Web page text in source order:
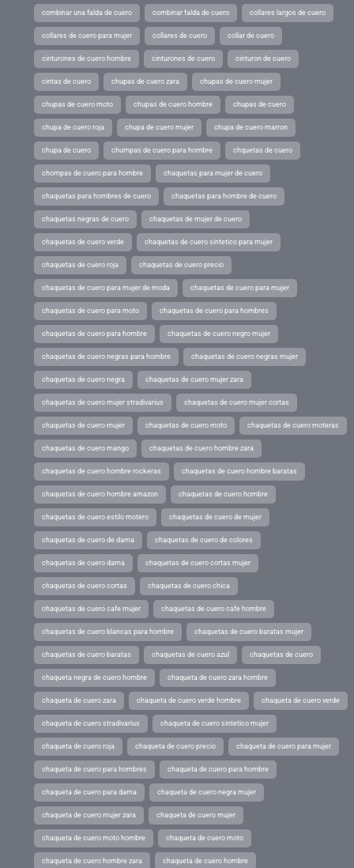
combinar una falda de cuero combinar falda de cuero collares largos de cuero
collares de cuero para mujer collares de cuero collar de cuero
cinturones de cuero hombre cinturones de cuero cinturon de cuero
cintas de cuero chupas de cuero zara chupas de cuero mujer
chupas de cuero moto chupas de cuero hombre chupas de cuero
chupa de cuero roja chupa de cuero mujer chupa de cuero marron
chupa de cuero chumpas de cuero para hombre chquetas de cuero
chompas de cuero para hombre chaquetas para mujer de cuero
chaquetas para hombres de cuero chaquetas para hombre de cuero
chaquetas negras de cuero chaquetas de mujer de cuero
chaquetas de cuero verde chaquetas de cuero sintetico para mujer
chaquetas de cuero roja chaquetas de cuero precio
chaquetas de cuero para mujer de moda chaquetas de cuero para mujer
chaquetas de cuero para moto chaquetas de cuero para hombres
chaquetas de cuero para hombre chaquetas de cuero negro mujer
chaquetas de cuero negras para hombre chaquetas de cuero negras mujer
chaquetas de cuero negra chaquetas de cuero mujer zara
chaquetas de cuero mujer stradivarius chaquetas de cuero mujer cortas
chaquetas de cuero mujer chaquetas de cuero moto chaquetas de cuero moteras
chaquetas de cuero mango chaquetas de cuero hombre zara
chaquetas de cuero hombre rockeras chaquetas de cuero hombre baratas
chaquetas de cuero hombre amazon chaquetas de cuero hombre
chaquetas de cuero estilo motero chaquetas de cuero de mujer
chaquetas de cuero de dama chaquetas de cuero de colores
chaquetas de cuero dama chaquetas de cuero cortas mujer
chaquetas de cuero cortas chaquetas de cuero chica
chaquetas de cuero cafe mujer chaquetas de cuero cafe hombre
chaquetas de cuero blancas para hombre chaquetas de cuero baratas mujer
chaquetas de cuero baratas chaquetas de cuero azul chaquetas de cuero
chaqueta negra de cuero hombre chaqueta de cuero zara hombre
chaqueta de cuero zara chaqueta de cuero verde hombre chaqueta de cuero verde
chaqueta de cuero stradivarius chaqueta de cuero sintetico mujer
chaqueta de cuero roja chaqueta de cuero precio chaqueta de cuero para mujer
chaqueta de cuero para hombres chaqueta de cuero para hombre
chaqueta de cuero para dama chaqueta de cuero negra mujer
chaqueta de cuero mujer zara chaqueta de cuero mujer
chaqueta de cuero moto hombre chaqueta de cuero moto
chaqueta de cuero hombre zara chaqueta de cuero hombre